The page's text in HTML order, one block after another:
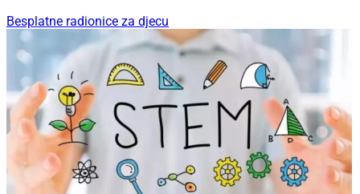
Besplatne radionice za djecu